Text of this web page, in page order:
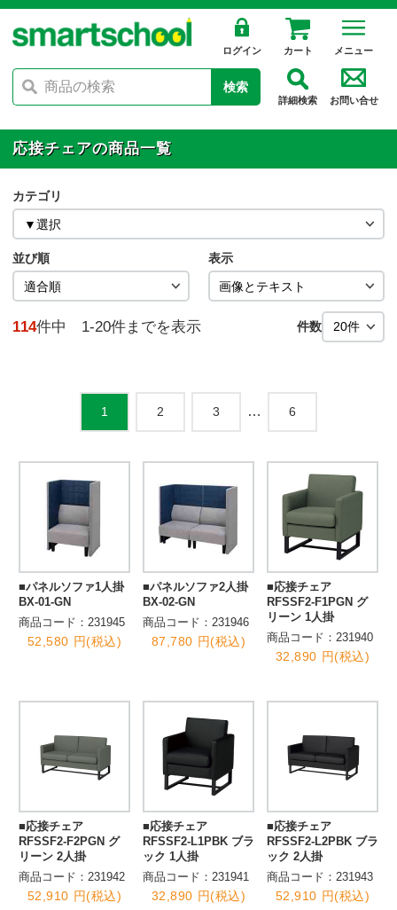
ログイン カート メニュー
検索
詳細検索 お問い合せ
応接チェアの商品一覧
カテゴリ
並び順 表示
114件中 1-20件までを表示 件数
1 2 3 … 6
■パネルソファ1人掛
BX-01-GN
商品コード：231945
52,580 円(税込)
■パネルソファ2人掛
BX-02-GN
商品コード：231946
87,780 円(税込)
■応接チェア
RFSSF2-F1PGN グ
リーン 1人掛
商品コード：231940
32,890 円(税込)
■応接チェア
RFSSF2-F2PGN グ
リーン 2人掛
商品コード：231942
52,910 円(税込)
■応接チェア
RFSSF2-L1PBK ブラ
ック 1人掛
商品コード：231941
32,890 円(税込)
■応接チェア
RFSSF2-L2PBK ブラ
ック 2人掛
商品コード：231943
52,910 円(税込)